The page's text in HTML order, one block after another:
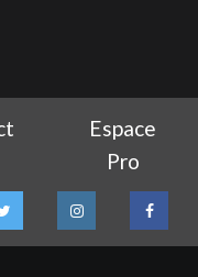
Espace
Pro
Twitter Instagram